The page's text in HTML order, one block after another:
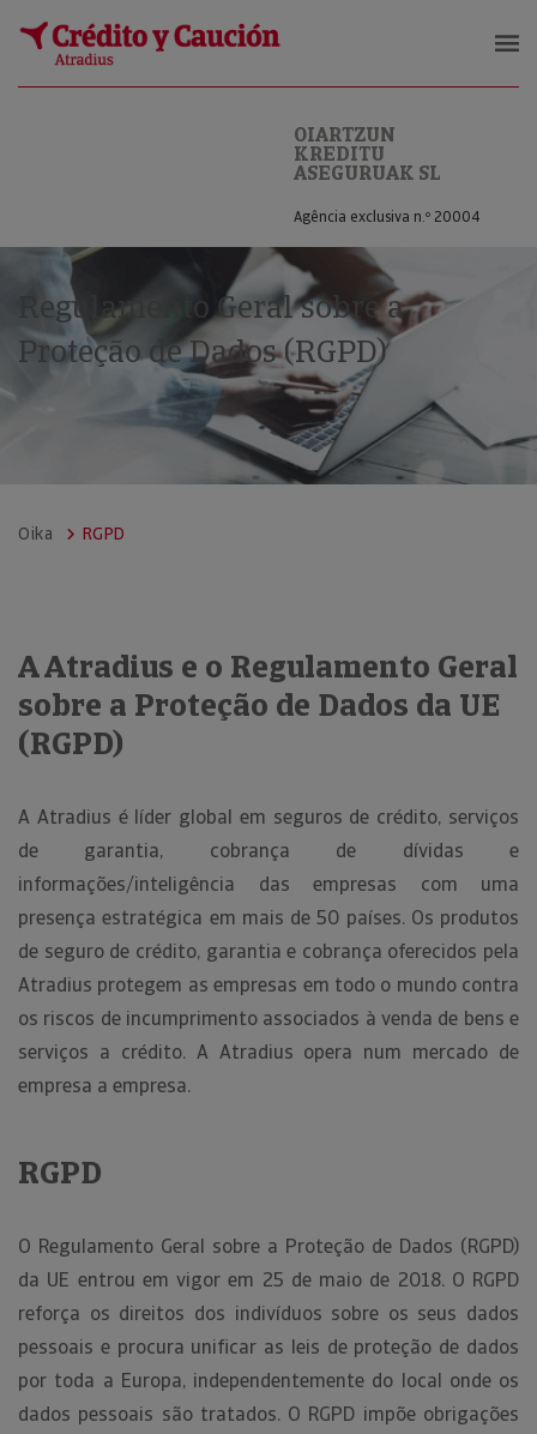
OIARTZUN KREDITU ASEGURUAK
OIARTZUN
KREDITU
ASEGURUAK SL
Agência exclusiva n.º 20004
Regulamento Geral sobre a
Proteção de Dados (RGPD)
Oika RGPD
A Atradius e o Regulamento Geral
sobre a Proteção de Dados da UE
(RGPD)
A Atradius é líder global em seguros de crédito, serviços
de garantia, cobrança de dívidas e
informações/inteligência das empresas com uma
presença estratégica em mais de 50 países. Os produtos
de seguro de crédito, garantia e cobrança oferecidos pela
Atradius protegem as empresas em todo o mundo contra
os riscos de incumprimento associados à venda de bens e
serviços a crédito. A Atradius opera num mercado de
empresa a empresa.
RGPD
O Regulamento Geral sobre a Proteção de Dados (RGPD)
da UE entrou em vigor em 25 de maio de 2018. O RGPD
reforça os direitos dos indivíduos sobre os seus dados
pessoais e procura unificar as leis de proteção de dados
por toda a Europa, independentemente do local onde os
dados pessoais são tratados. O RGPD impõe obrigações